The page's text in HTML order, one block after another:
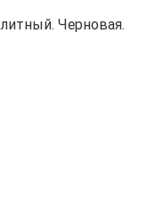
Черновая.